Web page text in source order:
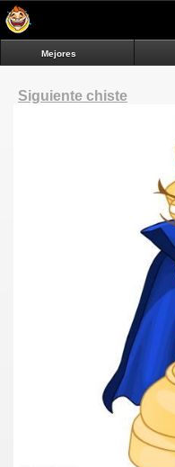
Mejores
Siguiente chiste